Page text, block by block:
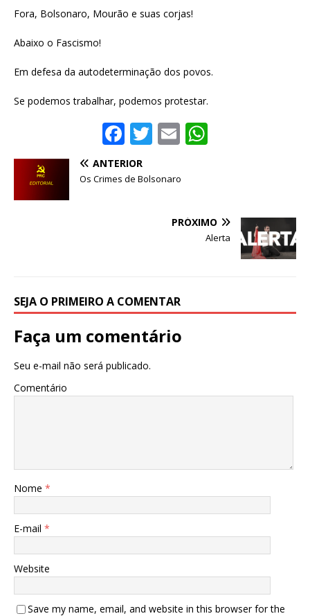
Fora, Bolsonaro, Mourão e suas corjas!
Abaixo o Fascismo!
Em defesa da autodeterminação dos povos.
Se podemos trabalhar, podemos protestar.
F
a
c
T
w
it
E
m
A
p
ANTERIOR
Os Crimes de Bolsonaro
PRÓXIMO
Alerta
SEJA O PRIMEIRO A COMENTAR
Faça um comentário
Seu e-mail não será publicado.
Comentário
Nome *
E-mail *
Website
Save my name, email, and website in this browser for the